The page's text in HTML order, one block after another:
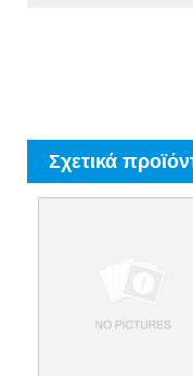
Σχετικά